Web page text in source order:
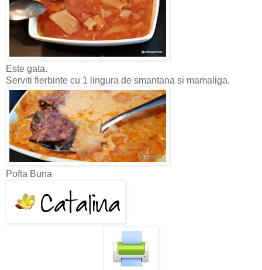
Este gata.
Serviti fierbinte cu 1 lingura de smantana si mamaliga.
Pofta Buna